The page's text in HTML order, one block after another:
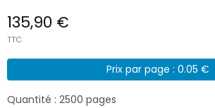
135,90 €
TTC
Prix par page : 0.05 €
Quantité : 2500 pages